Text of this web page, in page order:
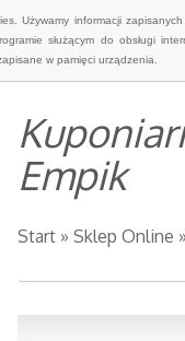
Używamy informacji
służącym do obsługi
w pamięci urządzenia.
Empik
Start » Sklep Online »